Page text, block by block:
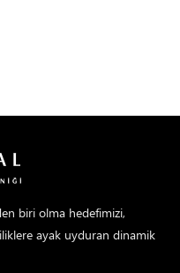
biri olma hedefimizi,
ayak uyduran dinamik